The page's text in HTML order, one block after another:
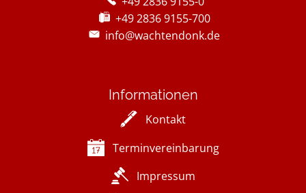
+49 2836 9155-700
info@wachtendonk.de
Informationen
Kontakt
Terminvereinbarung
Impressum